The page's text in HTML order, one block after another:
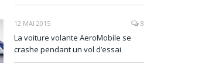
12 MAI 2015 8
La voiture volante AeroMobile se
crashe pendant un vol d’essai